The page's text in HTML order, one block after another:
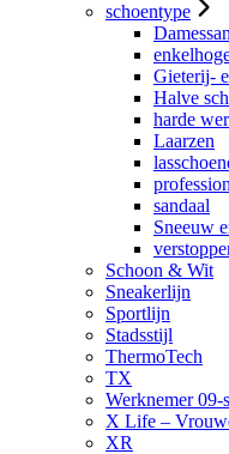
schoentype
Gieterij-
Halve
harde
Laarzen
sandaal
Sneeuw
Schoon & Wit
Sneakerlijn
Sportlijn
Stadsstijl
ThermoTech
TX
Werknemer 09-
X Life –
XR